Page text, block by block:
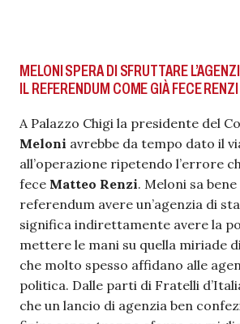
MELONI SPERA DI SFRUTTARE
IL REFERENDUM COME GIÀ FECE RENZI
A Palazzo Chigi la presidente del
Meloni avrebbe da tempo dato il
all’operazione ripetendo l’errore
fece Matteo Renzi. Meloni sa
referendum avere un’agenzia di
significa indirettamente avere la
mettere le mani su quella miriade
che molto spesso affidano alle
politica. Dalle parti di Fratelli
che un lancio di agenzia ben